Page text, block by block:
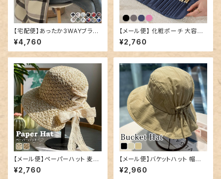
【宅配便】あったか3WAYブラン
ケット／goods115
¥4,760
【メール便】 化粧ポーチ 大容量
持ち運び 鞄／bag332
¥2,760
【メール便】ペーパーハット 麦わ
ら帽子 レディース リボン 折りた
たみ／hat324
¥2,760
【メール便】バケットハット 帽子
レディース リボン つば広／hat
325
¥2,960